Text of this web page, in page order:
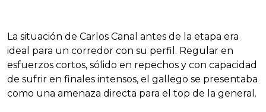
La situación de Carlos Canal antes de la etapa era
ideal para un corredor con su perfil. Regular en
esfuerzos cortos, sólido en repechos y con capacidad
de sufrir en finales intensos, el gallego se presentaba
como una amenaza directa para el top de la general.